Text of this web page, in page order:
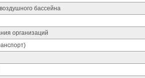
бассейна
организаций